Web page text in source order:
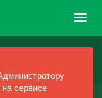
сервисе